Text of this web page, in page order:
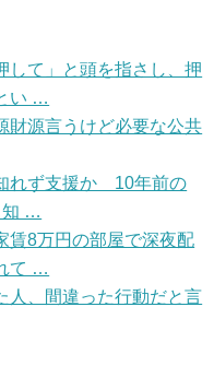
して」と頭を指さし、押
い …
財源言うけど必要な公共
れず支援か 10年前の
知 …
賃8万円の部屋で深夜配
て …
人、間違った行動だと言